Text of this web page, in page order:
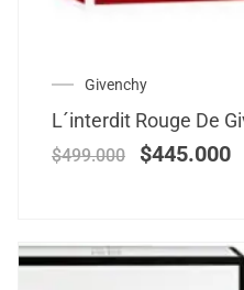
Givenchy
L´interdit Rouge De
$499.000 $445.000